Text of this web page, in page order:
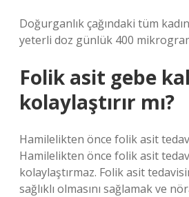
Doğurganlık çağındaki tüm
yeterli doz günlük 400
Folik asit gebe
kolaylaştırır mı?
Hamilelikten önce folik asit
Hamilelikten önce folik asit
kolaylaştırmaz. Folik asit
sağlıklı olmasını sağlamak ve